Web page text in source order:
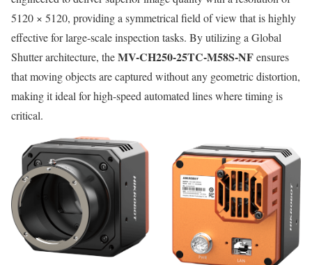
5120 × 5120, providing a symmetrical field of view that is highly
effective for large-scale inspection tasks. By utilizing a Global
Shutter architecture, theMV-CH250-25TC-M58S-NFensures
that moving objects are captured without any geometric distortion,
making it ideal for high-speed automated lines where timing is
critical.